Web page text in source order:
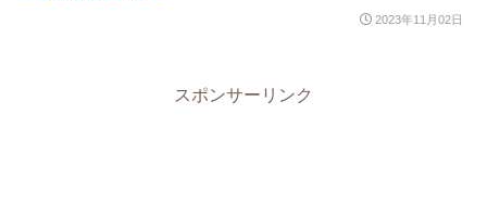
2023年11月02日
スポンサーリンク